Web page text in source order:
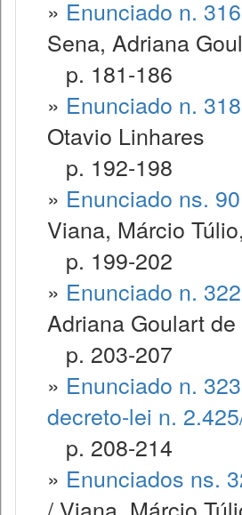
» Enunciado n.
Sena, Adriana
p. 181-186
» Enunciado n.
Otavio Linhares
p. 192-198
» Enunciado ns.
Viana, Márcio
p. 199-202
» Enunciado n.
Adriana Goulart de
p. 203-207
» Enunciado n.
decreto-lei n.
p. 208-214
» Enunciados ns.